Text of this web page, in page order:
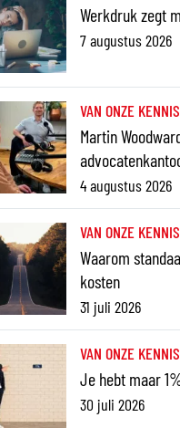
Werkdruk zegt
7 augustus 2026
VAN ONZE
Martin
4 augustus 2026
VAN ONZE
Waarom
kosten
31 juli 2026
VAN ONZE
Je hebt maar
30 juli 2026